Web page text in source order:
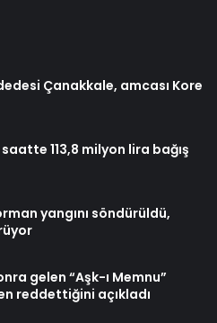
Çanakkale, amcası Kore
113,8 milyon lira bağış
yangını söndürüldü,
gelen “Aşk-ı Memnu”
reddettiğini açıkladı